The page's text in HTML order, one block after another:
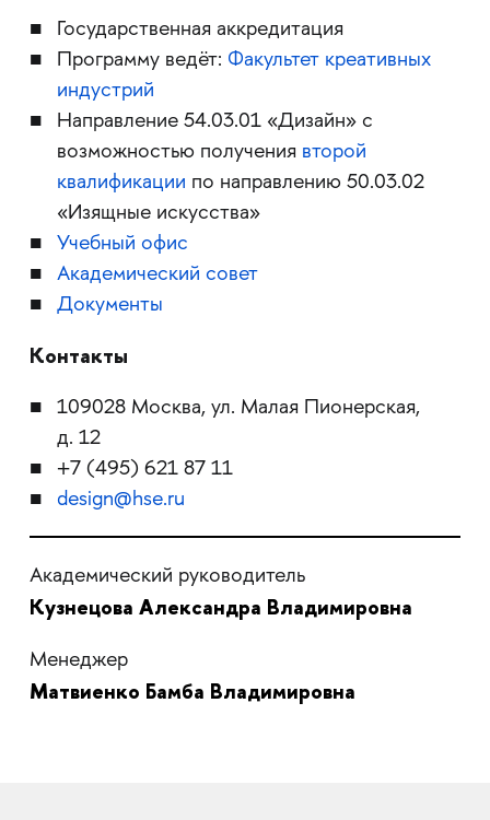
Государственная аккредитация
Программу ведёт: Факультет креативных
индустрий
Направление 54.03.01 «Дизайн» с
возможностью получения второй
квалификации по направлению 50.03.02
«Изящные искусства»
Учебный офис
Академический совет
Документы
Контакты
109028 Москва, ул. Малая Пионерская,
д. 12
+7 (495) 621 87 11
design@hse.ru
Академический руководитель
Кузнецова Александра Владимировна
Менеджер
Матвиенко Бамба Владимировна